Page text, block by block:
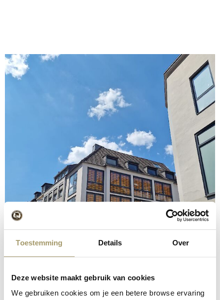
Toestemming Details Over
Deze website maakt gebruik van cookies
We gebruiken cookies om je een betere browse ervaring